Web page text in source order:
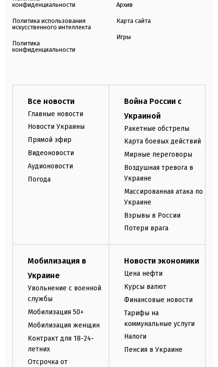
конфиденциальности
Политика использования
искусственного интеллекта
Политика
конфиденциальности
Архив
Карта сайта
Игры
Все новости
Главные новости
Новости Украины
Прямой эфир
Видеоновости
Аудионовости
Погода
Война России с
Украиной
Ракетные обстрелы
Карта боевых действий
Мирные переговоры
Воздушная тревога в
Украине
Массированная атака по
Украине
Взрывы в России
Потери врага
Мобилизация в
Украине
Увольнение с военной
службы
Мобилизация 50+
Мобилизация женщин
Контракт для 18-24-
летних
Отсрочка от
Новости экономики
Цена нефти
Курсы валют
Финансовые новости
Тарифы на
коммунальные услуги
Налоги
Пенсия в Украине